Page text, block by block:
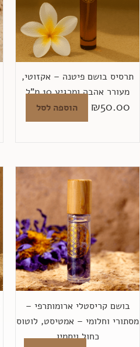
תרסיס בושם פיטנה – אקזוטי,
מעורר אהבה ומרגיע 10 מ"ל
₪50.00 הוספה לסל
בושם קריסטלי ארומותרפי –
וחלומי – אמטיסט, לוטוס
כחול ויסמין